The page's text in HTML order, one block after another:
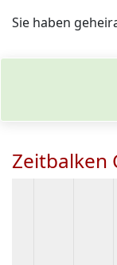
Sie haben
Zeitbalken